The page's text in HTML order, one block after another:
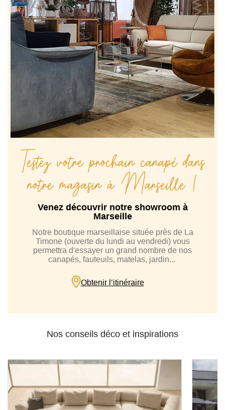
Testez votre prochain canapé dans
notre magasin à Marseille !
Venez découvrir notre showroom à
Marseille
Notre boutique marseillaise située près de La
Timone (ouverte du lundi au vendredi) vous
permettra d'essayer un grand nombre de nos
canapés, fauteuils, matelas, jardin...
Obtenir l’itinéraire
Nos conseils déco et inspirations